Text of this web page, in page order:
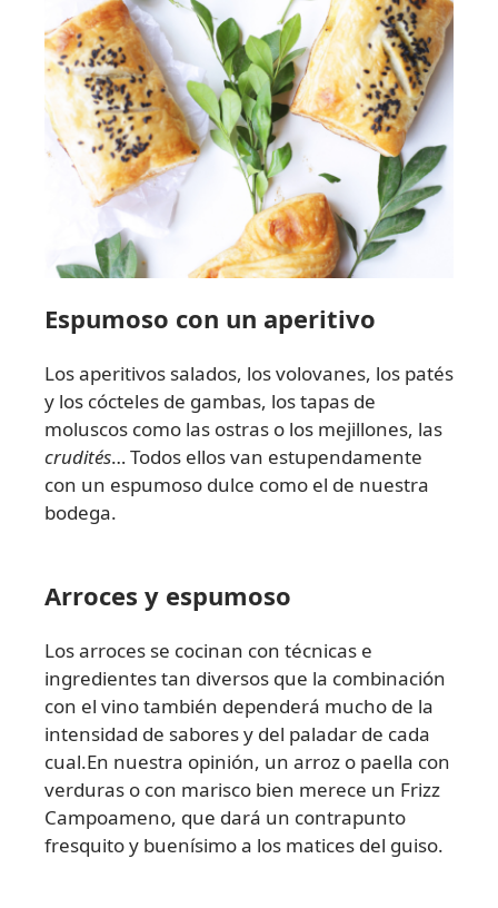
Espumoso con un aperitivo
Los aperitivos salados, los volovanes, los patés
y los cócteles de gambas, los tapas de
moluscos como las ostras o los mejillones, las
crudités… Todos ellos van estupendamente
con un espumoso dulce como el de nuestra
bodega.
Arroces y espumoso
Los arroces se cocinan con técnicas e
ingredientes tan diversos que la combinación
con el vino también dependerá mucho de la
intensidad de sabores y del paladar de cada
cual.En nuestra opinión, un arroz o paella con
verduras o con marisco bien merece un Frizz
Campoameno, que dará un contrapunto
fresquito y buenísimo a los matices del guiso.